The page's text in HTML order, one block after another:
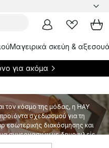
Μαγειρικά σκεύη &
για ακόμα
τον κόσμο της μόδας, η HAY
προϊόντα σχεδιασμού για τη
διακόσμησης και
συνεργασιών με δημοφιλείς
κλασικού σχεδιασμού.